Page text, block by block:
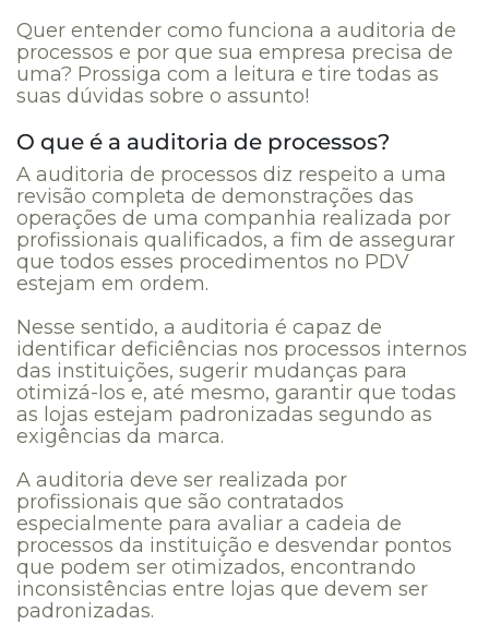
Quer entender como funciona a auditoria de
processos e por que sua empresa precisa de
uma? Prossiga com a leitura e tire todas as
suas dúvidas sobre o assunto!
O que é a auditoria de processos?
A auditoria de processos diz respeito a uma
revisão completa de demonstrações das
operações de uma companhia realizada por
profissionais qualificados, a fim de assegurar
que todos esses procedimentos no PDV
estejam em ordem.
Nesse sentido, a auditoria é capaz de
identificar deficiências nos processos internos
das instituições, sugerir mudanças para
otimizá-los e, até mesmo, garantir que todas
as lojas estejam padronizadas segundo as
exigências da marca.
A auditoria deve ser realizada por
profissionais que são contratados
especialmente para avaliar a cadeia de
processos da instituição e desvendar pontos
que podem ser otimizados, encontrando
inconsistências entre lojas que devem ser
padronizadas.